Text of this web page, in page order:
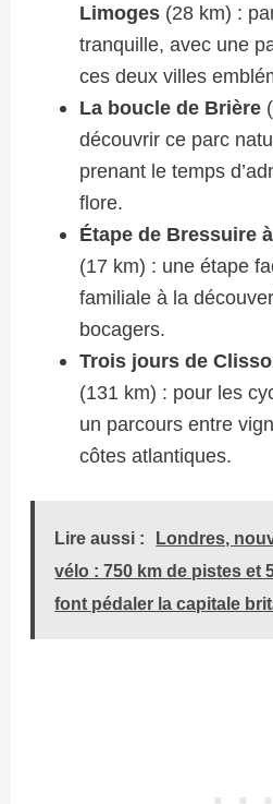
Limoges (28 km) :
tranquille, avec une
ces deux villes
La boucle de Brière
découvrir ce parc
prenant le temps
flore.
Étape de Bressuire
(17 km) : une étape
familiale à la
bocagers.
Trois jours de
(131 km) : pour les
un parcours entre
côtes atlantiques.
Lire aussi :
Londres,
vélo : 750 km de pistes et
font pédaler la capitale